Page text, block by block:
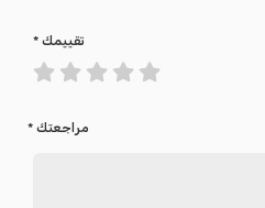
تقييمك *
مراجعتك *